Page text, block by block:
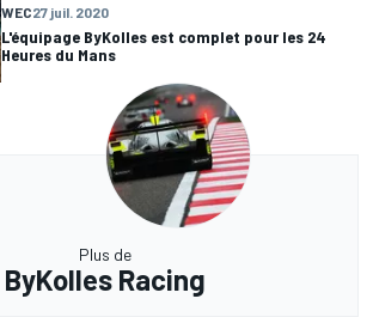
WEC27 juil. 2020
L'équipage ByKolles est complet pour les 24
Heures du Mans
Plus de
ByKolles Racing